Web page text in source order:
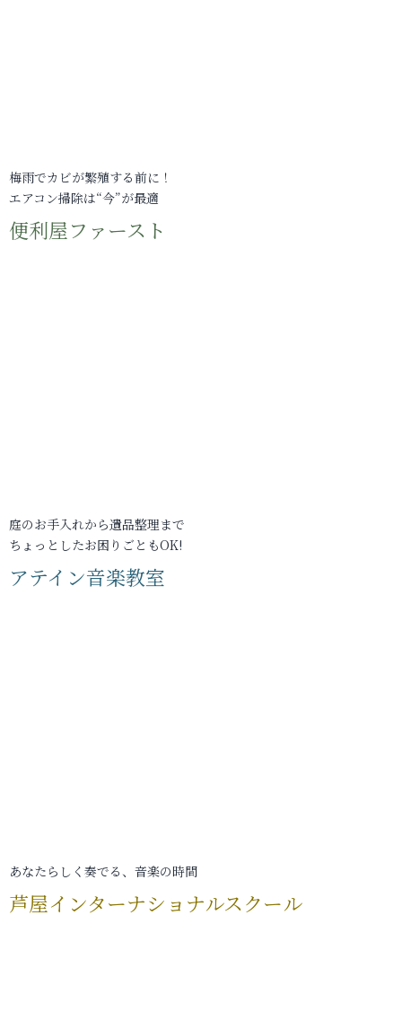
梅雨でカビが繁殖する前に！
エアコン掃除は“今”が最適
便利屋ファースト
庭のお手入れから遺品整理まで
ちょっとしたお困りごともOK!
アテイン音楽教室
あなたらしく奏でる、音楽の時間
芦屋インターナショナルスクール